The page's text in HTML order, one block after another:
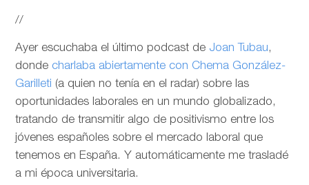
//
Ayer escuchaba el último podcast de Joan Tubau,
donde charlaba abiertamente con Chema González-
Garilleti (a quien no tenía en el radar) sobre las
oportunidades laborales en un mundo globalizado,
tratando de transmitir algo de positivismo entre los
jóvenes españoles sobre el mercado laboral que
tenemos en España. Y automáticamente me trasladé
a mi época universitaria.